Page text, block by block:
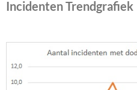
Incidenten Trendgrafiek